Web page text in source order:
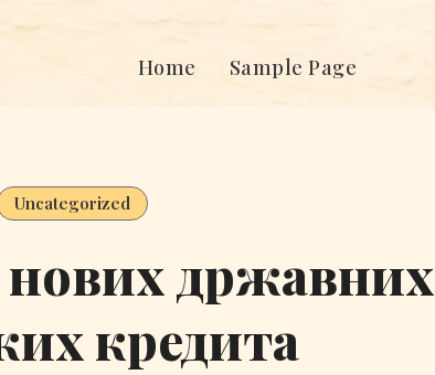
Home Sample Page
Uncategorized
државних
кредита